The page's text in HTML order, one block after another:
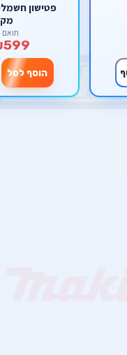
פטישון
תואם
הוסף לסל